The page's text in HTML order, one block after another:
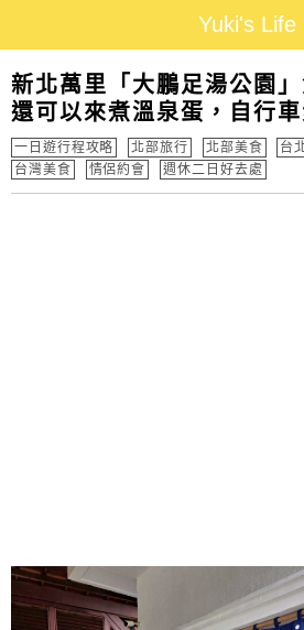
Yuki's Life
新北萬里「大鵬足湯公園」
還可以來煮溫泉蛋，自行
一日遊行程攻略 北部旅行 北部美食 台
台灣美食
情侶約會 週休二日好去處